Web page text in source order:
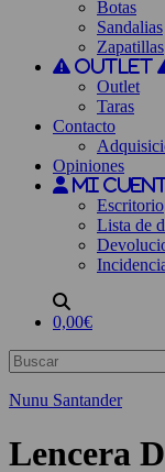
Botas
Sandalias
Zapatillas
Outlet
Outlet
Taras
Contacto
Opiniones
Mi
Escritorio
Lista de
0,00€
Nunu Santander
Lencera